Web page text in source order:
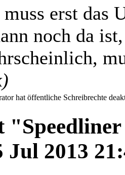
erst das
noch da
hat öffentliche Schreibrechte
Jul 2013